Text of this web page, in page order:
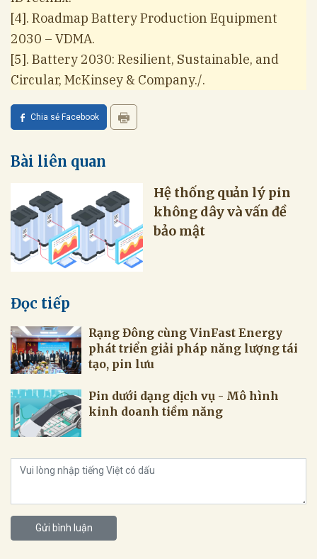
[4]. Roadmap Battery Production Equipment
2030 – VDMA.
[5]. Battery 2030: Resilient, Sustainable, and
Circular, McKinsey & Company./.
Chia sẻ Facebook
Bài liên quan
Hệ thống quản lý pin
không dây và vấn đề
bảo mật
Đọc tiếp
Rạng Đông cùng VinFast Energy
phát triển giải pháp năng lượng tái
tạo, pin lưu
Pin dưới dạng dịch vụ - Mô hình
kinh doanh tiềm năng
Gửi bình luận